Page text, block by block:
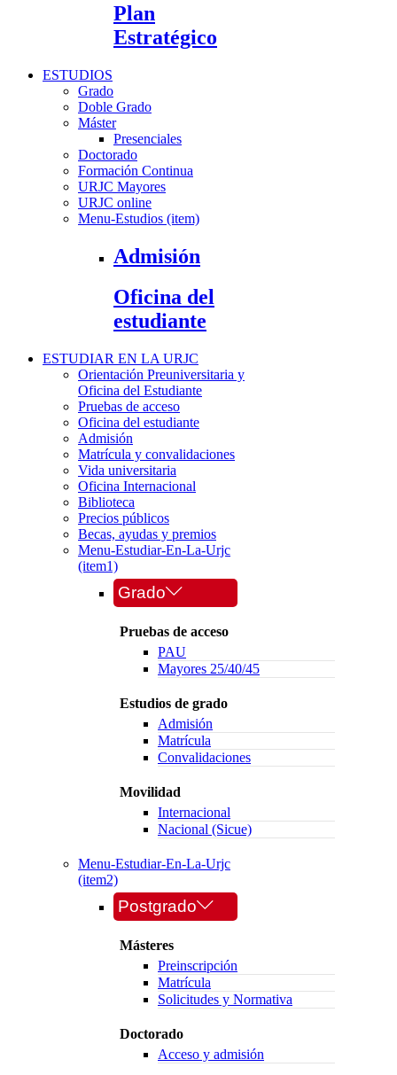
Plan
Estratégico
ESTUDIOS
Grado
Doble Grado
Máster
Presenciales
Doctorado
Formación Continua
URJC Mayores
URJC online
Menu-Estudios (item)
Admisión
Oficina del
estudiante
ESTUDIAR EN LA URJC
Orientación Preuniversitaria y
Oficina del Estudiante
Pruebas de acceso
Oficina del estudiante
Admisión
Matrícula y convalidaciones
Vida universitaria
Oficina Internacional
Biblioteca
Precios públicos
Becas, ayudas y premios
Menu-Estudiar-En-La-Urjc
(item1)
Grado
Pruebas de acceso
PAU
Mayores 25/40/45
Estudios de grado
Admisión
Matrícula
Convalidaciones
Movilidad
Internacional
Nacional (Sicue)
Menu-Estudiar-En-La-Urjc
(item2)
Postgrado
Másteres
Preinscripción
Matrícula
Solicitudes y Normativa
Doctorado
Acceso y admisión